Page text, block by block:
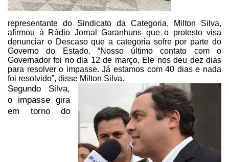
representante do Sindicato da Categoria, Milton Silva,
afirmou à Rádio Jornal Garanhuns que o protesto visa
denunciar o Descaso que a categoria sofre por parte do
Governo do Estado. “Nosso último contato com o
Governador foi no dia 12 de março. Ele nos deu dez dias
para resolver o impasse. Já estamos com 40 dias e nada
foi resolvido”, disse Milton Silva.
Segundo Silva,
o impasse gira
em torno do